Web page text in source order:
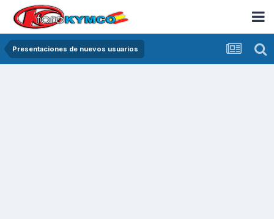
Presentaciones de nuevos usuarios